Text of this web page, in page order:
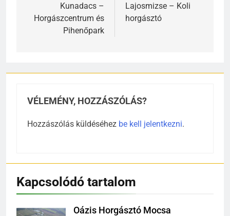
navigációKunadacs –
Horgászcentrum és
Pihenőpark
Lajosmizse – Koli
horgásztó
VÉLEMÉNY, HOZZÁSZÓLÁS?
Hozzászólás küldéséhez be kell jelentkezni.
Kapcsolódó tartalom
Oázis Horgásztó Mocsa